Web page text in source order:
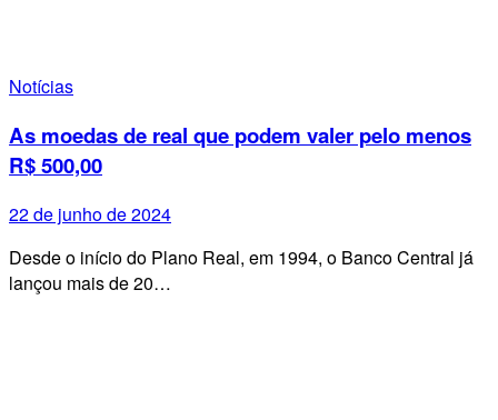
Notícias
As moedas de real que podem valer pelo menos
R$ 500,00
22 de junho de 2024
Desde o início do Plano Real, em 1994, o Banco Central já
lançou mais de 20…